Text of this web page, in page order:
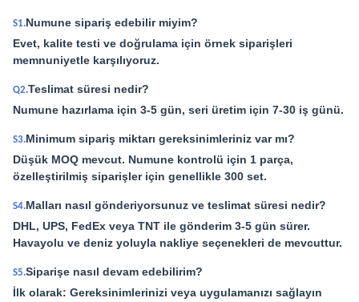
S1.Numune sipariş edebilir miyim?
Evet, kalite testi ve doğrulama için örnek siparişleri
memnuniyetle karşılıyoruz.
Q2.Teslimat süresi nedir?
Numune hazırlama için 3-5 gün, seri üretim için 7-30 iş günü.
S3.Minimum sipariş miktarı gereksinimleriniz var mı?
Düşük MOQ mevcut. Numune kontrolü için 1 parça,
özelleştirilmiş siparişler için genellikle 300 set.
S4.Malları nasıl gönderiyorsunuz ve teslimat süresi nedir?
DHL, UPS, FedEx veya TNT ile gönderim 3-5 gün sürer.
Havayolu ve deniz yoluyla nakliye seçenekleri de mevcuttur.
S5.Siparişe nasıl devam edebilirim?
İlk olarak: Gereksinimlerinizi veya uygulamanızı sağlayın